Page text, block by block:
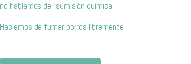
no hablamos de “sumisión química”
Hablemos de fumar porros libremente